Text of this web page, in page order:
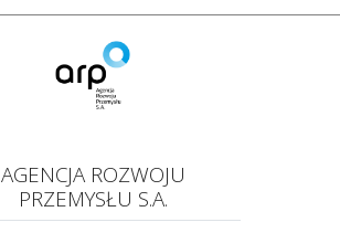
AGENCJA ROZWOJU
PRZEMYSŁU S.A.